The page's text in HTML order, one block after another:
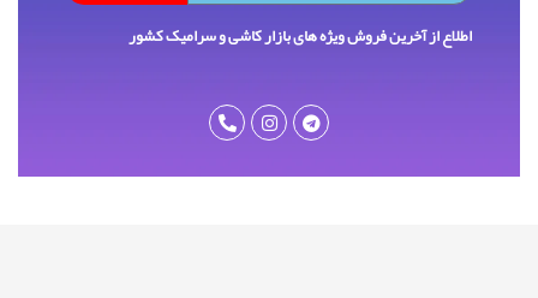
اطلاع از آخرین فروش ویژه های بازار کاشی و سرامیک کشور